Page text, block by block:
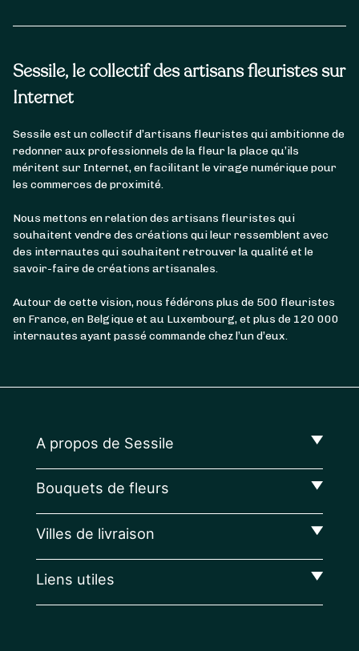
Sessile, le collectif des artisans fleuristes sur
Internet
Sessile est un collectif d’artisans fleuristes qui ambitionne de
redonner aux professionnels de la fleur la place qu’ils
méritent sur Internet, en facilitant le virage numérique pour
les commerces de proximité.
Nous mettons en relation des artisans fleuristes qui
souhaitent vendre des créations qui leur ressemblent avec
des internautes qui souhaitent retrouver la qualité et le
savoir-faire de créations artisanales.
Autour de cette vision, nous fédérons plus de 500 fleuristes
en France, en Belgique et au Luxembourg, et plus de 120 000
internautes ayant passé commande chez l’un d’eux.
A propos de Sessile
Bouquets de fleurs
Villes de livraison
Liens utiles